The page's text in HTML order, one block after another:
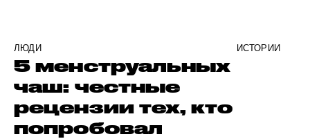
ЛЮДИ ИСТОРИИ
5 менструальных
чаш: честные
рецензии тех, кто
попробовал